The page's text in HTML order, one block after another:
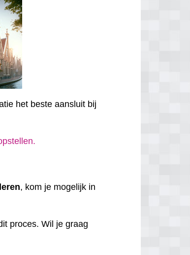
het beste aansluit bij
, kom je mogelijk in
proces. Wil je graag